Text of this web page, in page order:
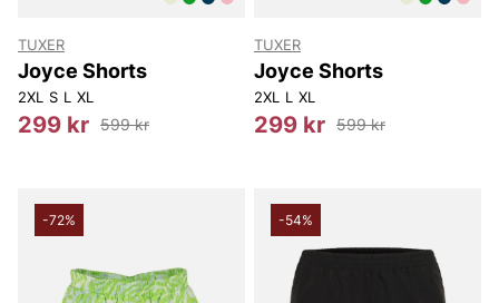
TUXER
Joyce Shorts
2XL S L XL
299 kr 599 kr
TUXER
Joyce Shorts
2XL L XL
299 kr 599 kr
-72% -54%